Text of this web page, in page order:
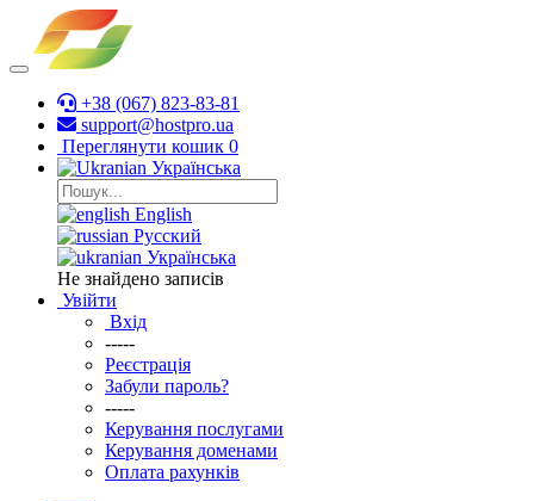
+38 (067) 823-83-81
support@hostpro.ua
Переглянути кошик 0
Українська
English
Русский
Українська
Не знайдено записів
Увійти
Вхід
-----
Реєстрація
Забули пароль?
-----
Керування послугами
Керування доменами
Оплата рахунків